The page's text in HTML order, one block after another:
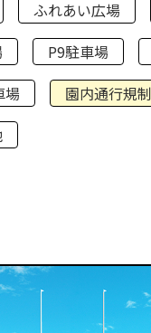
ふれあい広場
P9駐車場
場
園内通行規制